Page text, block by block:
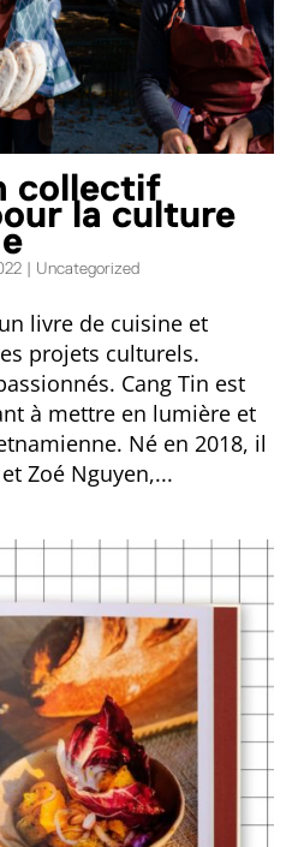
collectif
la culture
| Uncategorized
livre de cuisine et
projets culturels.
Cang Tin est
à mettre en lumière et
Né en 2018, il
Zoé Nguyen,...